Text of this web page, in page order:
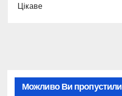
Цікаве
Можливо Ви пропустили